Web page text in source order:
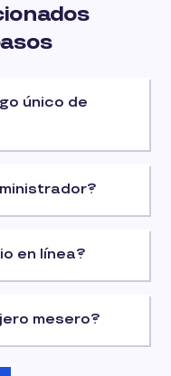
único de
en línea?
mesero?